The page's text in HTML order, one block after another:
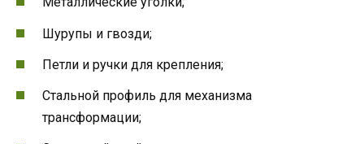
Шурупы и гвозди;
Петли и ручки для крепления;
Стальной профиль для механизма
трансформации;